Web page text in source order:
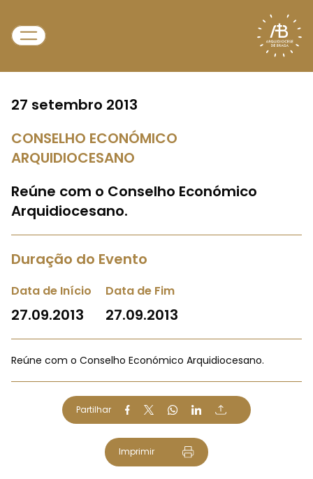
27 setembro 2013
CONSELHO ECONÓMICO
ARQUIDIOCESANO
Reúne com o Conselho Económico
Arquidiocesano.
Duração do Evento
Data de Início
27.09.2013
Data de Fim
27.09.2013
Reúne com o Conselho Económico Arquidiocesano.
Partilhar
Imprimir